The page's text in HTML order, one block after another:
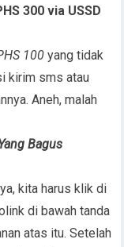
300 via USSD
100 yang tidak
kirim sms atau
Aneh, malah
Bagus
kita harus klik di
di bawah tanda
atas itu. Setelah